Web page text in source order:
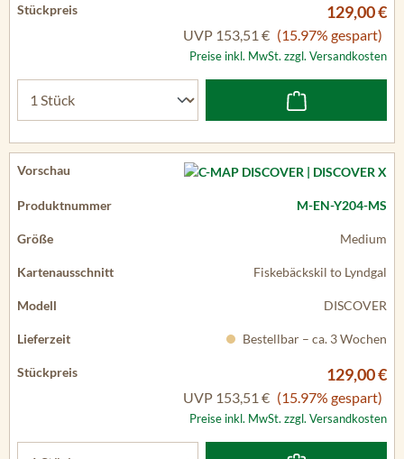
129,00 €
UVP 153,51 € (15.97% gespart)
Preise inkl. MwSt. zzgl. Versandkosten
M-EN-Y204-MS
Medium
Fiskebäckskil to Lyndgal
DISCOVER
Bestellbar – ca. 3 Wochen
129,00 €
UVP 153,51 € (15.97% gespart)
Preise inkl. MwSt. zzgl. Versandkosten